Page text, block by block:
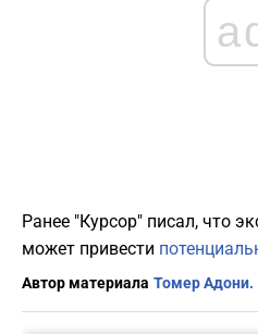
Ранее "Курсор" писал, что
может привести
Автор материала Томер Адони.